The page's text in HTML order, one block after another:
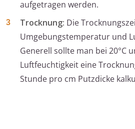
aufgetragen werden.
Trocknung: Die
Umgebungstemperatur und
Generell sollte man bei 20°C
Luftfeuchtigkeit eine
Stunde pro cm Putzdicke